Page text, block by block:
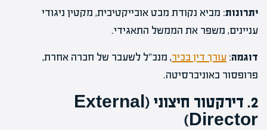
יתרונות: מביא נקודת מבט אובייקטיבית, מקטין ניגודי
עניינים, משפר את הממשל התאגידי.
דוגמה: עורך דין בכיר, מנכ"ל לשעבר של חברה אחרת,
פרופסור באוניברסיטה.
2. דירקטור חיצוני (External
Director)